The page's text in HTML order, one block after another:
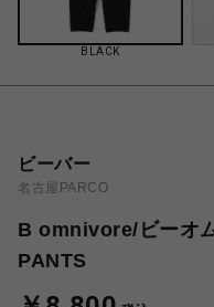
BLACK
ビーバー
名古屋PARCO
B omnivore/ビーオ
PANTS